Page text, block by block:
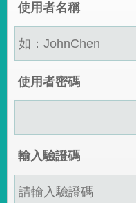
使用者名稱
使用者密碼
輸入驗證碼